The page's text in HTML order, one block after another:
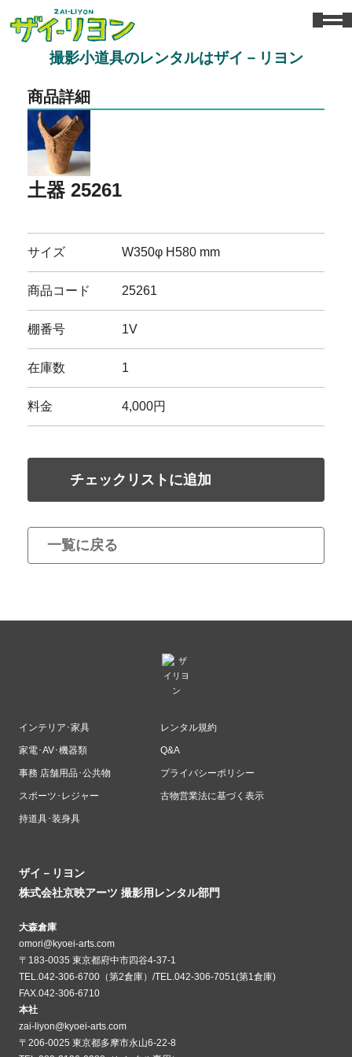
撮影小道具のレンタルはザイ－リヨン
商品詳細
土器 25261
サイズ W350φ H580 mm
商品コード 25261
棚番号 1V
在庫数 1
料金 4,000円
チェックリストに追加
一覧に戻る
インテリア･家具
家電･AV･機器類
事務 店舗用品･公共物
スポーツ･レジャー
持道具･装身具
レンタル規約
Q&A
プライバシーポリシー
古物営業法に基づく表示
ザイ－リヨン
株式会社京映アーツ 撮影用レンタル部門
大森倉庫
omori@kyoei-arts.com
〒183-0035 東京都府中市四谷4-37-1
TEL.042-306-6700（第2倉庫）/TEL.042-306-7051(第1倉庫)
FAX.042-306-6710
本社
zai-liyon@kyoei-arts.com
〒206-0025 東京都多摩市永山6-22-8